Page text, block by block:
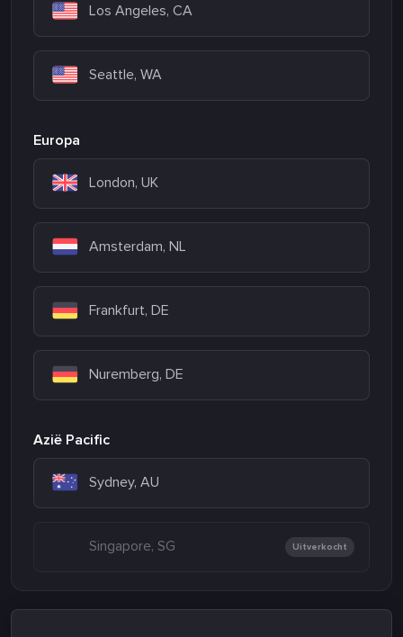
Los Angeles, CA
Seattle, WA
Europa
London, UK
Amsterdam, NL
Frankfurt, DE
Nuremberg, DE
Azië Pacific
Sydney, AU
Singapore, SG Uitverkocht